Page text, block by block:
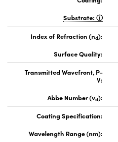
Substrate:
Index of Refraction (nd):
Surface Quality:
Transmitted Wavefront, P-
V:
Abbe Number (vd):
Coating Specification:
Wavelength Range (nm):